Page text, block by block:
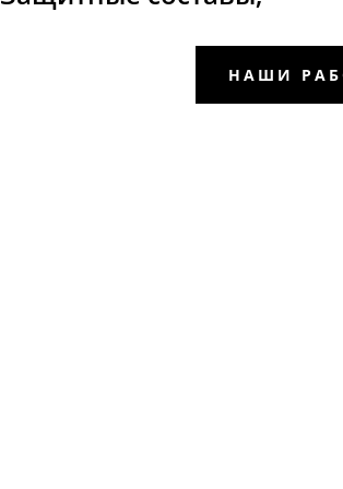
НАШИ